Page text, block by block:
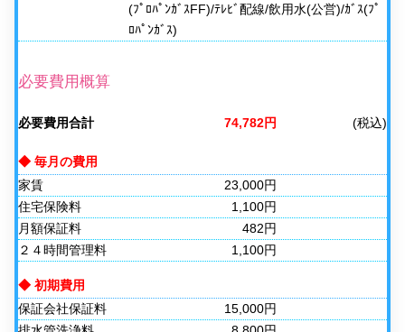
(ﾌﾟﾛﾊﾟﾝｶﾞｽFF)/ﾃﾚﾋﾞ配線/飲用水(公営)/ｶﾞｽ(ﾌﾟ
ﾛﾊﾟﾝｶﾞｽ)
必要費用概算
必要費用合計 74,782円 (税込)
◆ 毎月の費用
家賃
23,000円
住宅保険料
1,100円
月額保証料
482円
２４時間管理料
1,100円
◆ 初期費用
保証会社保証料
15,000円